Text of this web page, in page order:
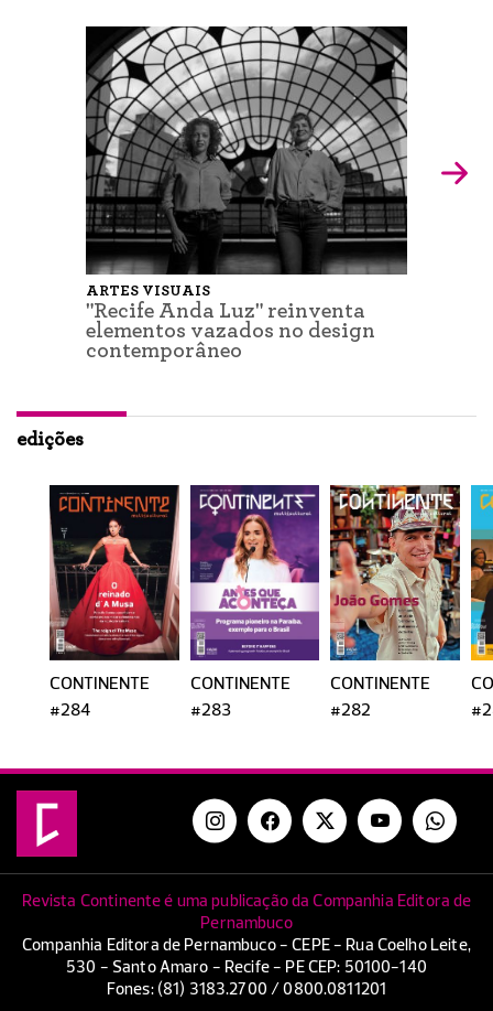
ARTES VISUAIS
"Recife Anda Luz" reinventa
elementos vazados no design
contemporâneo
edições
CONTINENTE
#284
CONTINENTE
#283
CONTINENTE
#282
Revista Continente é uma publicação da Companhia Editora de
Pernambuco
Companhia Editora de Pernambuco - CEPE - Rua Coelho Leite,
530 - Santo Amaro - Recife - PE CEP: 50100-140
Fones: (81) 3183.2700 / 0800.0811201